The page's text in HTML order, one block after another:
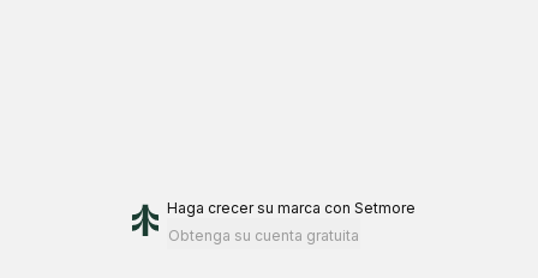
Haga crecer su marca con Setmore
Obtenga su cuenta gratuita